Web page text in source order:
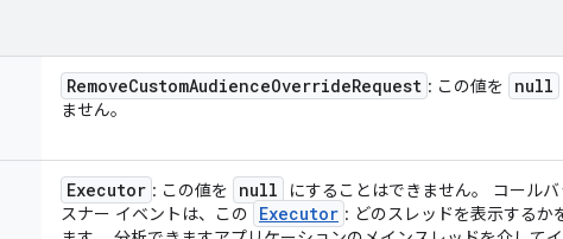
RemoveCustomAudienceOverrideRequest : この値を null
ません。
Executor : この値を null
にすることはできません。 コール
スナー イベントは、この
Executor : どのスレッドを表示するか